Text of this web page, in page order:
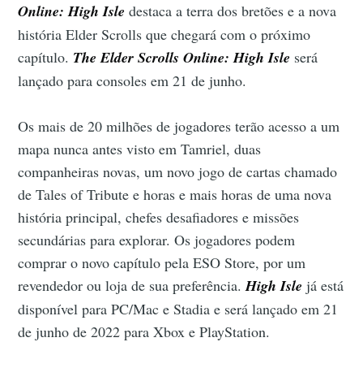
Online: High Isle destaca a terra dos bretões e a nova
história Elder Scrolls que chegará com o próximo
capítulo. The Elder Scrolls Online: High Isle será
lançado para consoles em 21 de junho.
Os mais de 20 milhões de jogadores terão acesso a um
mapa nunca antes visto em Tamriel, duas
companheiras novas, um novo jogo de cartas chamado
de Tales of Tribute e horas e mais horas de uma nova
história principal, chefes desafiadores e missões
secundárias para explorar. Os jogadores podem
comprar o novo capítulo pela ESO Store, por um
revendedor ou loja de sua preferência.High Isle já está
disponível para PC/Mac e Stadia e será lançado em 21
de junho de 2022 para Xbox e PlayStation.